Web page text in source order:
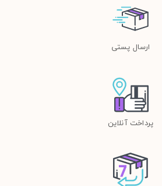
ارسال پستی
پرداخت آنلاین